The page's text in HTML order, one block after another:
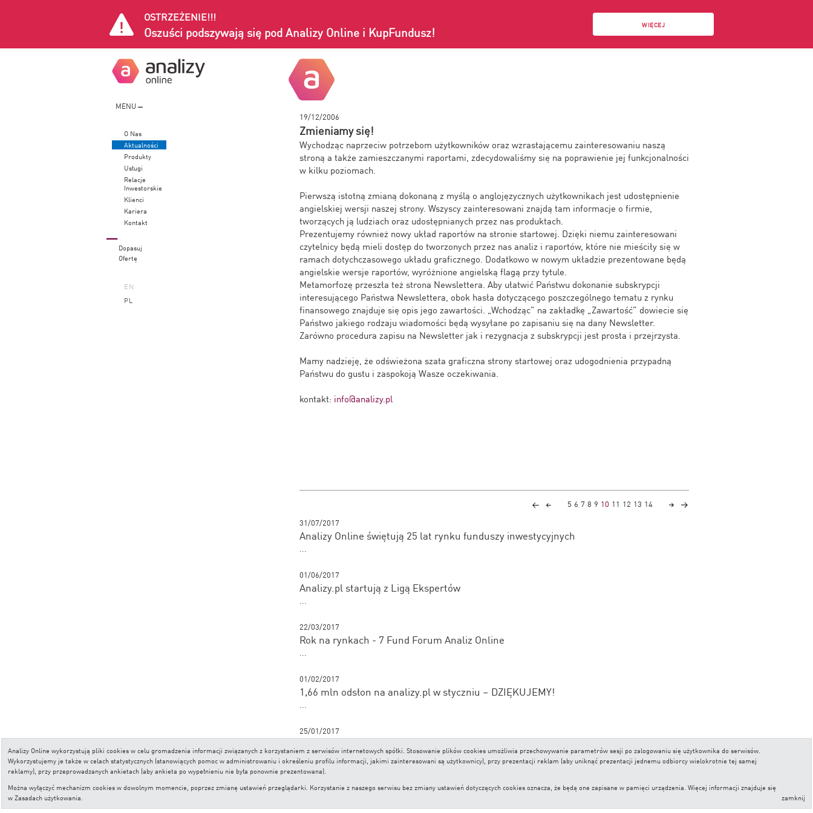
OSTRZEŻENIE!!!
Oszuści podszywają się pod Analizy Online i KupFundusz! WIĘCEJ
MENU
O Nas
Aktualności
Produkty
Usługi
Relacje
Inwestorskie
Klienci
Kariera
Kontakt
Dopasuj
Ofertę
EN
PL
19/12/2006
Zmieniamy się!
Wychodząc naprzeciw potrzebom użytkowników oraz wzrastającemu zainteresowaniu naszą
stroną a także zamieszczanymi raportami, zdecydowaliśmy się na poprawienie jej funkcjonalności
w kilku poziomach.
Pierwszą istotną zmianą dokonaną z myślą o anglojęzycznych użytkownikach jest udostępnienie
angielskiej wersji naszej strony. Wszyscy zainteresowani znajdą tam informacje o firmie,
tworzących ją ludziach oraz udostępnianych przez nas produktach.
Prezentujemy również nowy układ raportów na stronie startowej. Dzięki niemu zainteresowani
czytelnicy będą mieli dostęp do tworzonych przez nas analiz i raportów, które nie mieściły się w
ramach dotychczasowego układu graficznego. Dodatkowo w nowym układzie prezentowane będą
angielskie wersje raportów, wyróżnione angielską flagą przy tytule.
Metamorfozę przeszła też strona Newslettera. Aby ułatwić Państwu dokonanie subskrypcji
interesującego Państwa Newslettera, obok hasła dotyczącego poszczególnego tematu z rynku
finansowego znajduje się opis jego zawartości. „Wchodząc” na zakładkę „Zawartość” dowiecie się
Państwo jakiego rodzaju wiadomości będą wysyłane po zapisaniu się na dany Newsletter.
Zarówno procedura zapisu na Newsletter jak i rezygnacja z subskrypcji jest prosta i przejrzysta.
Mamy nadzieję, że odświeżona szata graficzna strony startowej oraz udogodnienia przypadną
Państwu do gustu i zaspokoją Wasze oczekiwania.
kontakt: info@analizy.pl
5 6 7 8 9 10 11 12 13 14
31/07/2017
Analizy Online świętują 25 lat rynku funduszy inwestycyjnych
...
01/06/2017
Analizy.pl startują z Ligą Ekspertów
...
22/03/2017
Rok na rynkach - 7 Fund Forum Analiz Online
...
01/02/2017
​1,66 mln odsłon na analizy.pl w styczniu – DZIĘKUJEMY!
...
25/01/2017
...
Analizy Online wykorzystują pliki cookies w celu gromadzenia informacji związanych z korzystaniem z serwisów internetowych spółki. Stosowanie plików cookies umożliwia przechowywanie parametrów sesji po zalogowaniu się użytkownika do serwisów.
Wykorzystujemy je także w celach statystycznych (stanowiących pomoc w administrowaniu i określeniu profilu informacji, jakimi zainteresowani są użytkownicy), przy prezentacji reklam (aby uniknąć prezentacji jednemu odbiorcy wielokrotnie tej samej
reklamy), przy przeprowadzanych ankietach (aby ankieta po wypełnieniu nie była ponownie prezentowana).
Można wyłączyć mechanizm cookies w dowolnym momencie, poprzez zmianę ustawień przeglądarki. Korzystanie z naszego serwisu bez zmiany ustawień dotyczących cookies oznacza, że będą one zapisane w pamięci urządzenia. Więcej informacji znajduje się
wZasadach użytkowania zamknij